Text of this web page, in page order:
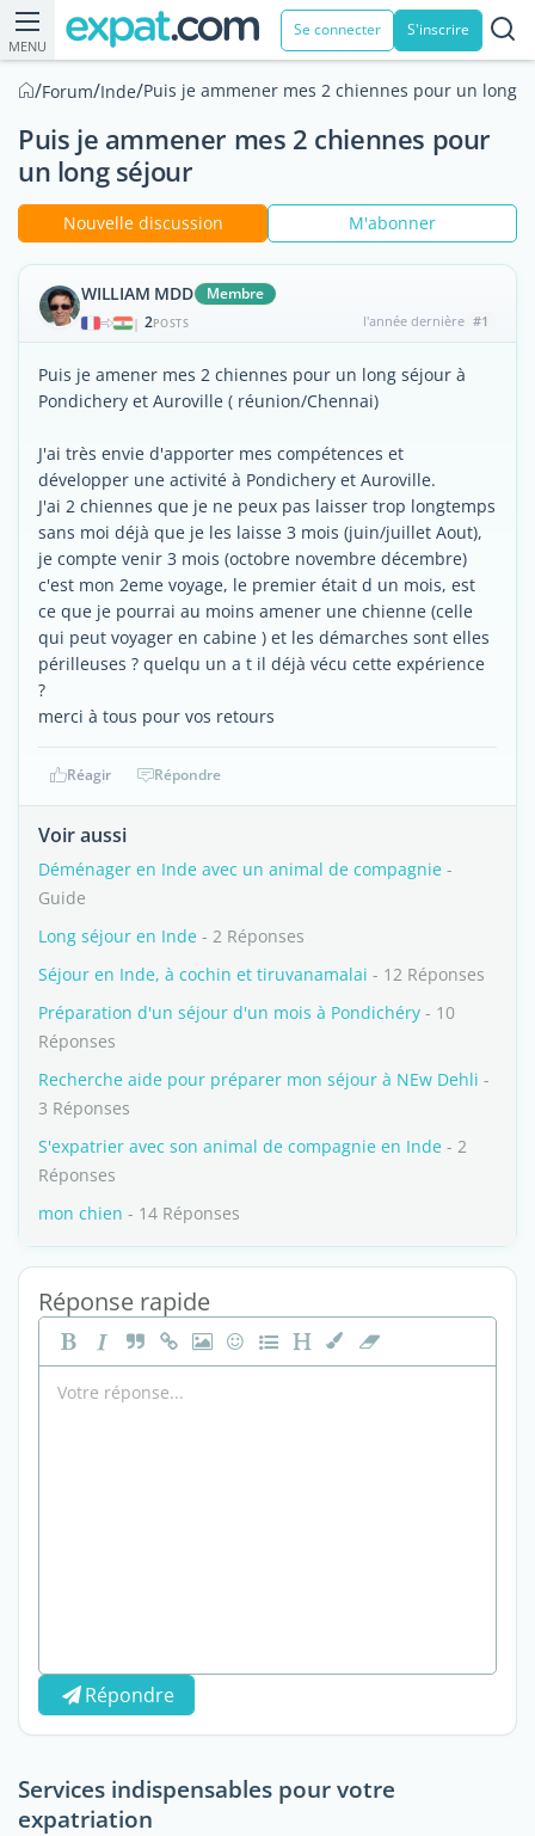
MENU
Se connecter S'inscrire
/Forum/Inde/Puis je ammener mes 2 chiennes pour un long
Puis je ammener mes 2 chiennes pour
un long séjour
Nouvelle discussion M'abonner
WILLIAM MDD Membre
| 2POSTS l'année dernière #1
Puis je amener mes 2 chiennes pour un long séjour à
Pondichery et Auroville ( réunion/Chennai)
J'ai très envie d'apporter mes compétences et
développer une activité à Pondichery et Auroville.
J'ai 2 chiennes que je ne peux pas laisser trop longtemps
sans moi déjà que je les laisse 3 mois (juin/juillet Aout),
je compte venir 3 mois (octobre novembre décembre)
c'est mon 2eme voyage, le premier était d un mois, est
ce que je pourrai au moins amener une chienne (celle
qui peut voyager en cabine ) et les démarches sont elles
périlleuses ? quelqu un a t il déjà vécu cette expérience
?
merci à tous pour vos retours
Réagir Répondre
Voir aussi
Déménager en Inde avec un animal de compagnie -
Guide
Long séjour en Inde - 2 Réponses
Séjour en Inde, à cochin et tiruvanamalai - 12 Réponses
Préparation d'un séjour d'un mois à Pondichéry - 10
Réponses
Recherche aide pour préparer mon séjour à NEw Dehli -
3 Réponses
S'expatrier avec son animal de compagnie en Inde - 2
Réponses
mon chien - 14 Réponses
Réponse rapide
Répondre
Services indispensables pour votre
expatriation